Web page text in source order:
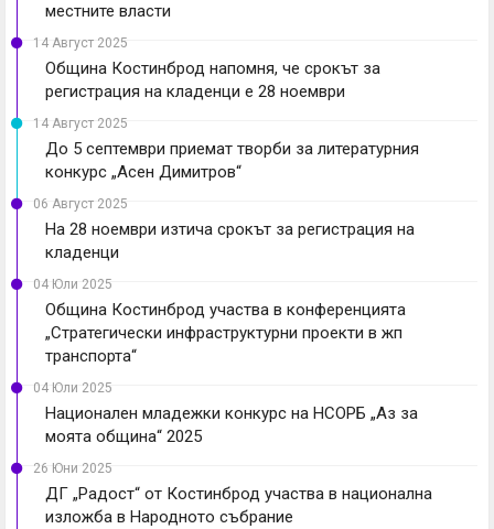
местните власти
14 Август 2025
Община Костинброд напомня, че срокът за
регистрация на кладенци е 28 ноември
14 Август 2025
До 5 септември приемат творби за литературния
конкурс „Асен Димитров“
06 Август 2025
На 28 ноември изтича срокът за регистрация на
кладенци
04 Юли 2025
Община Костинброд участва в конференцията
„Стратегически инфраструктурни проекти в жп
транспорта“
04 Юли 2025
Национален младежки конкурс на НСОРБ „Аз за
моята община“ 2025
26 Юни 2025
ДГ „Радост“ от Костинброд участва в национална
изложба в Народното събрание